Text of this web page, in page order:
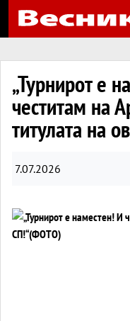
„Турнирот е
честитам на
титулата на
7.07.2026